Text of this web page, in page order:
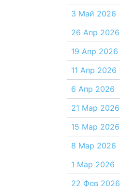
3 Май 2026
26 Апр 2026
19 Апр 2026
11 Апр 2026
6 Апр 2026
21 Мар 2026
15 Мар 2026
8 Мар 2026
1 Мар 2026
22 Фев 2026